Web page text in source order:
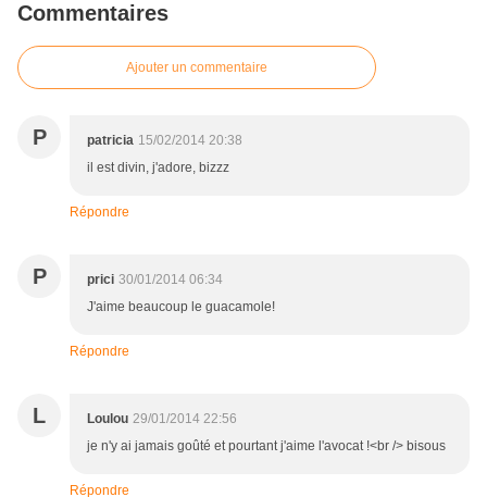
Commentaires
Ajouter un commentaire
P patricia 15/02/2014 20:38
il est divin, j'adore, bizzz
Répondre
P prici 30/01/2014 06:34
J'aime beaucoup le guacamole!
Répondre
L Loulou 29/01/2014 22:56
je n'y ai jamais goûté et pourtant j'aime l'avocat !<br /> bisous
Répondre